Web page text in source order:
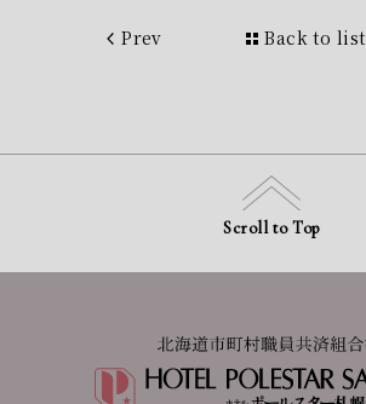
Prev Back to list
Scroll to Top